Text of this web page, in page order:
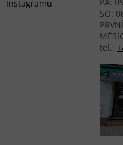
Instagramu
SO:
tel.: